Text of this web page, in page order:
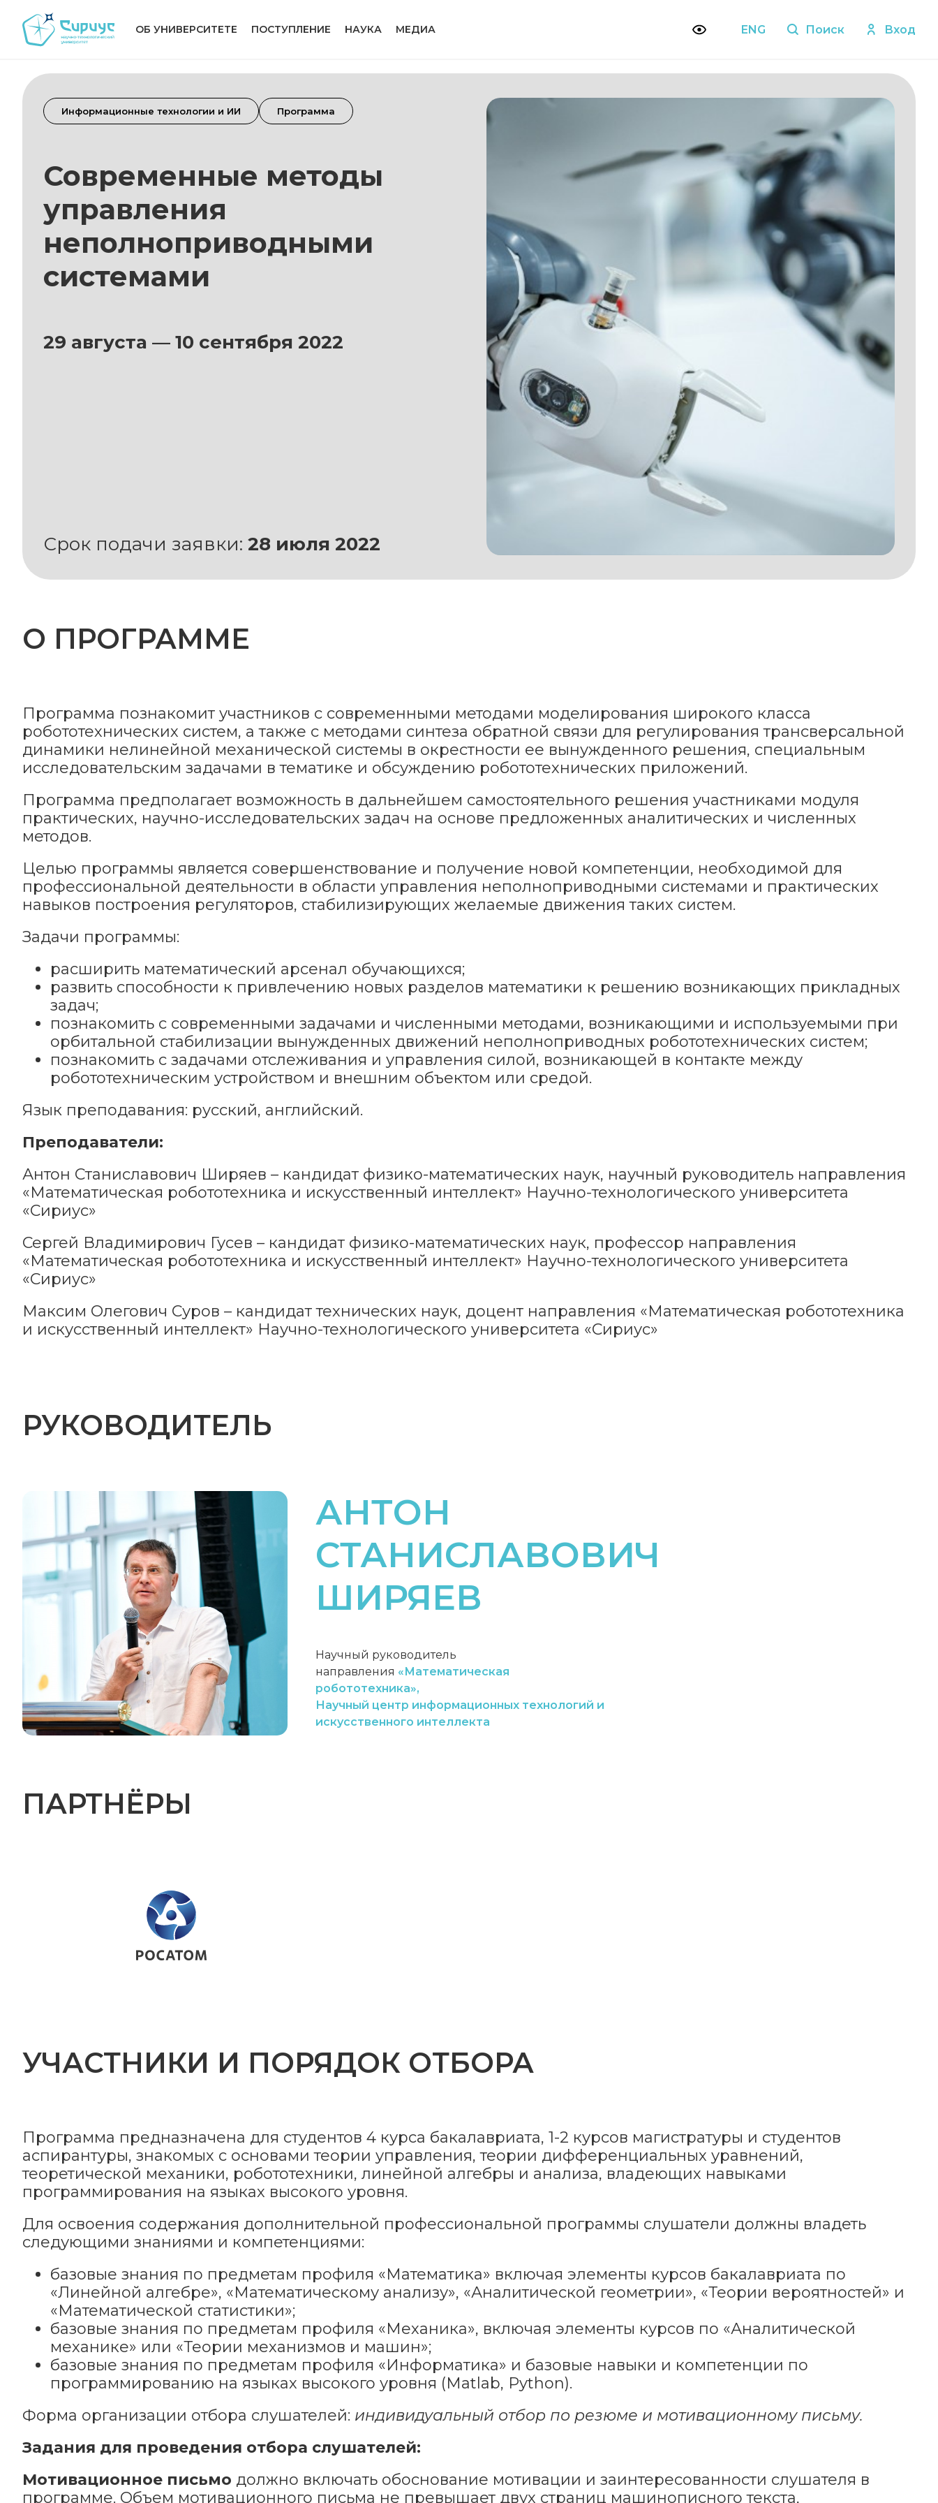
ОБ УНИВЕРСИТЕТЕ ПОСТУПЛЕНИЕ НАУКА МЕДИА ENG Поиск Вход
Информационные технологии и ИИ Программа
Современные методы
управления
неполноприводными
системами
29 августа — 10 сентября 2022
Срок подачи заявки: 28 июля 2022
О ПРОГРАММЕ
Программа познакомит участников с современными методами моделирования широкого класса
робототехнических систем, а также с методами синтеза обратной связи для регулирования трансверсальной
динамики нелинейной механической системы в окрестности ее вынужденного решения, специальным
исследовательским задачами в тематике и обсуждению робототехнических приложений.
Программа предполагает возможность в дальнейшем самостоятельного решения участниками модуля
практических, научно-исследовательских задач на основе предложенных аналитических и численных
методов.
Целью программы является совершенствование и получение новой компетенции, необходимой для
профессиональной деятельности в области управления неполноприводными системами и практических
навыков построения регуляторов, стабилизирующих желаемые движения таких систем.
Задачи программы:
расширить математический арсенал обучающихся;
развить способности к привлечению новых разделов математики к решению возникающих прикладных
задач;
познакомить с современными задачами и численными методами, возникающими и используемыми при
орбитальной стабилизации вынужденных движений неполноприводных робототехнических систем;
познакомить с задачами отслеживания и управления силой, возникающей в контакте между
робототехническим устройством и внешним объектом или средой.
Язык преподавания: русский, английский.
Преподаватели:
Антон Станиславович Ширяев – кандидат физико-математических наук, научный руководитель направления
«Математическая робототехника и искусственный интеллект» Научно-технологического университета
«Сириус»
Сергей Владимирович Гусев – кандидат физико-математических наук, профессор направления
«Математическая робототехника и искусственный интеллект» Научно-технологического университета
«Сириус»
Максим Олегович Суров – кандидат технических наук, доцент направления «Математическая робототехника
и искусственный интеллект» Научно-технологического университета «Сириус»
РУКОВОДИТЕЛЬ
АНТОН
СТАНИСЛАВОВИЧ
ШИРЯЕВ
Научный руководитель
направления «Математическая
робототехника»,
Научный центр информационных технологий и
искусственного интеллекта
ПАРТНЁРЫ
УЧАСТНИКИ И ПОРЯДОК ОТБОРА
Программа предназначена для студентов 4 курса бакалавриата, 1-2 курсов магистратуры и студентов
аспирантуры, знакомых с основами теории управления, теории дифференциальных уравнений,
теоретической механики, робототехники, линейной алгебры и анализа, владеющих навыками
программирования на языках высокого уровня.
Для освоения содержания дополнительной профессиональной программы слушатели должны владеть
следующими знаниями и компетенциями:
базовые знания по предметам профиля «Математика» включая элементы курсов бакалавриата по
«Линейной алгебре», «Математическому анализу», «Аналитической геометрии», «Теории вероятностей» и
«Математической статистики»;
базовые знания по предметам профиля «Механика», включая элементы курсов по «Аналитической
механике» или «Теории механизмов и машин»;
базовые знания по предметам профиля «Информатика» и базовые навыки и компетенции по
программированию на языках высокого уровня (Matlab, Python).
Форма организации отбора слушателей: индивидуальный отбор по резюме и мотивационному письму.
Задания для проведения отбора слушателей:
Мотивационное письмо должно включать обоснование мотивации и заинтересованности слушателя в
программе. Объем мотивационного письма не превышает двух страниц машинописного текста,